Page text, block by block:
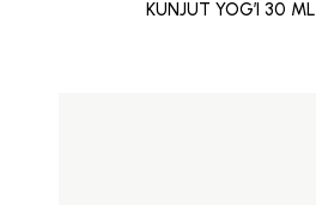
KUNJUT YOG’I 30 ML